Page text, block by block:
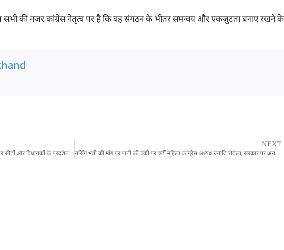
सभी की नजर कांग्रेस नेतृत्व पर है कि वह संगठन के भीतर समन्वय और एकजुटता बनाए रखने के
उत्तराखंड: चुनावी तैयारी के साथ आत्ममंथन में जुटी भाजपा, कमजोर सीटों और विधायकों के प्रदर्शन पर खास नजर
NEXT
नर्सिंग भर्ती की मांग पर पानी की टंकी पर चढ़ीं महिला कांग्रेस अध्यक्ष ज्योति रौतेला, सरकार पर अनदेखी का आरोप